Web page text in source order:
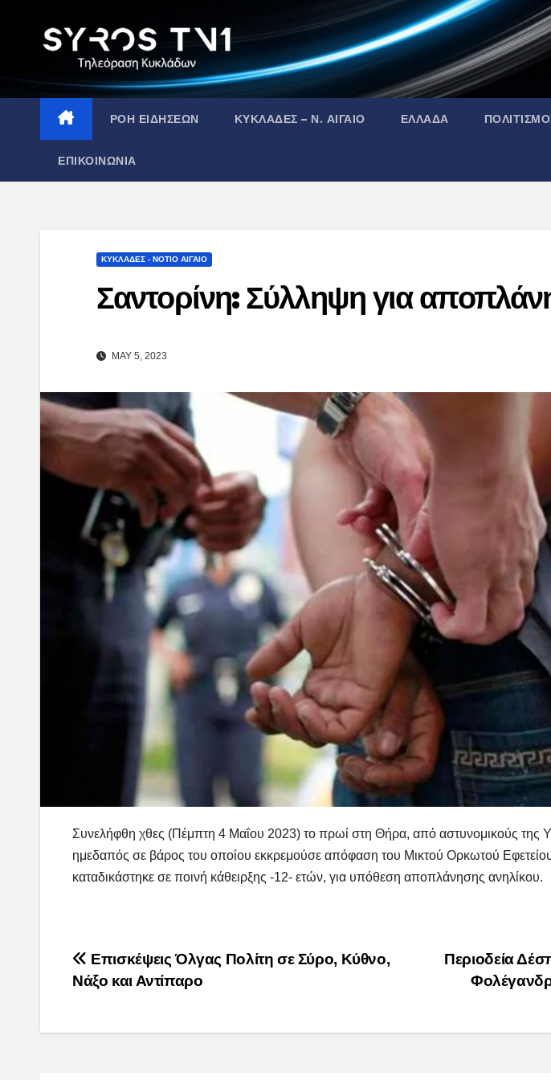
ΡΟΗ ΕΙΔΗΣΕΩΝ ΚΥΚΛΑΔΕΣ – Ν. ΑΙΓΑΙΟ ΕΛΛΑΔΑ
ΕΠΙΚΟΙΝΩΝΙΑ
ΚΥΚΛΑΔΕΣ - ΝΟΤΙΟ ΑΙΓΑΙΟ
Σαντορίνη: Σύλληψη για
MAY 5, 2023
Συνελήφθη χθες (Πέμπτη 4 Μαΐου 2023) το πρωί στη Θήρα, από αστυνομικούς της
ημεδαπός σε βάρος του οποίου εκκρεμούσε απόφαση του Μικτού Ορκωτού Εφετείου
καταδικάστηκε σε ποινή κάθειρξης -12- ετών, για υπόθεση αποπλάνησης ανηλίκου.
Post
navigation
Περιοδεία
Επισκέψεις Όλγας Πολίτη σε Σύρο, Κύθνο,
Νάξο και Αντίπαρο